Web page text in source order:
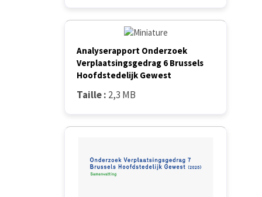
Analyserapport Onderzoek
Verplaatsingsgedrag 6 Brussels
Hoofdstedelijk Gewest
Taille : 2,3 MB